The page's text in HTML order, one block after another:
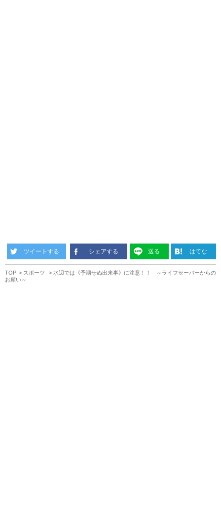
ツイートする シェアする 送る はてな
TOP スポーツ
水辺では《予期せぬ出来事》に注意！！ ～ライフセーバーからの
お願い～